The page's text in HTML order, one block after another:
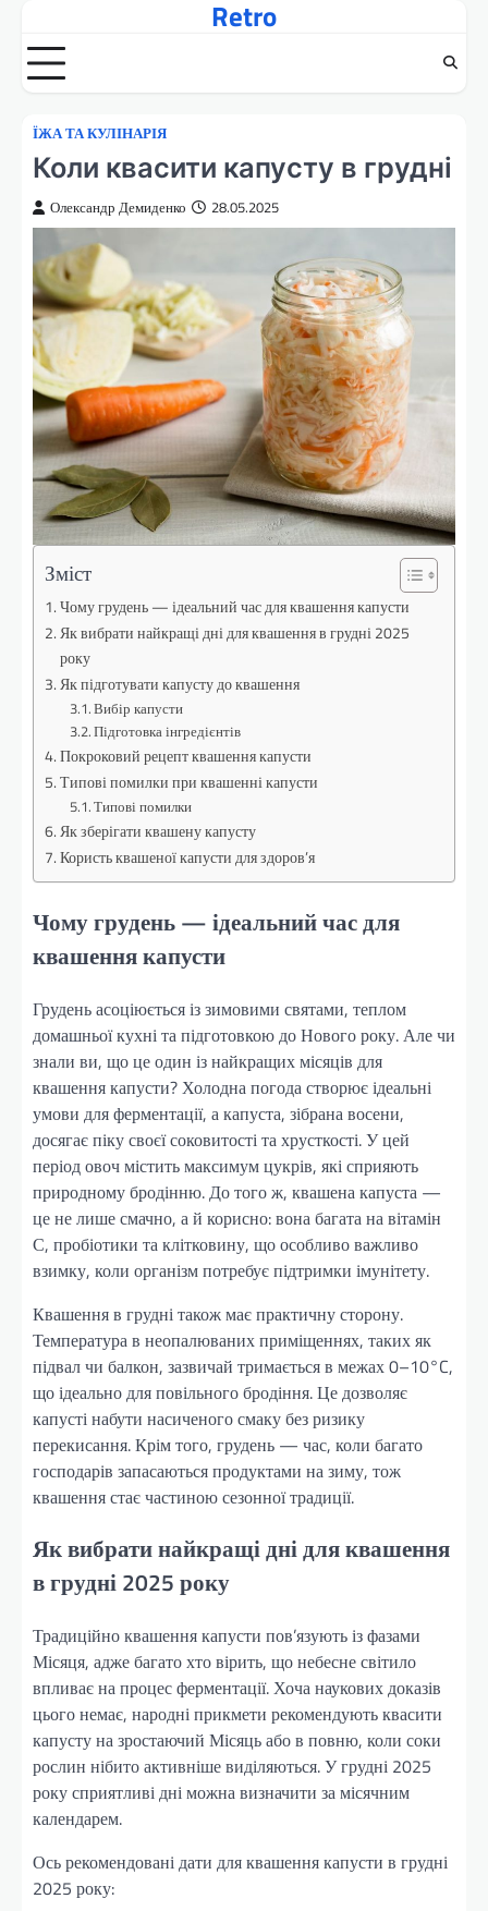
вмісту
Retro
ЇЖА ТА КУЛІНАРІЯ
Коли квасити капусту в грудні
Олександр Демиденко 28.05.2025
Зміст
Чому грудень — ідеальний час для квашення капусти
Як вибрати найкращі дні для квашення в грудні 2025
року
Як підготувати капусту до квашення
Вибір капусти
Підготовка інгредієнтів
Покроковий рецепт квашення капусти
Типові помилки при квашенні капусти
Типові помилки
Як зберігати квашену капусту
Користь квашеної капусти для здоров’я
Чому грудень — ідеальний час для
квашення капусти
Грудень асоціюється із зимовими святами, теплом
домашньої кухні та підготовкою до Нового року. Але чи
знали ви, що це один із найкращих місяців для
квашення капусти? Холодна погода створює ідеальні
умови для ферментації, а капуста, зібрана восени,
досягає піку своєї соковитості та хрусткості. У цей
період овоч містить максимум цукрів, які сприяють
природному бродінню. До того ж, квашена капуста —
це не лише смачно, а й корисно: вона багата на вітамін
С, пробіотики та клітковину, що особливо важливо
взимку, коли організм потребує підтримки імунітету.
Квашення в грудні також має практичну сторону.
Температура в неопалюваних приміщеннях, таких як
підвал чи балкон, зазвичай тримається в межах 0–10°C,
що ідеально для повільного бродіння. Це дозволяє
капусті набути насиченого смаку без ризику
перекисання. Крім того, грудень — час, коли багато
господарів запасаються продуктами на зиму, тож
квашення стає частиною сезонної традиції.
Як вибрати найкращі дні для квашення
в грудні 2025 року
Традиційно квашення капусти пов’язують із фазами
Місяця, адже багато хто вірить, що небесне світило
впливає на процес ферментації. Хоча наукових доказів
цього немає, народні прикмети рекомендують квасити
капусту на зростаючий Місяць або в повню, коли соки
рослин нібито активніше виділяються. У грудні 2025
року сприятливі дні можна визначити за місячним
календарем.
Ось рекомендовані дати для квашення капусти в грудні
2025 року: